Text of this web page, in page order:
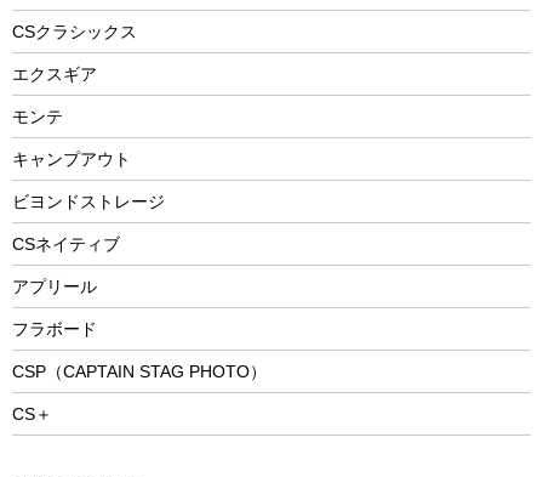
トレー
ランチョンマット
ランチボックス
ヘルメット
エアーポンプ
ビーチテント
ウィンター
スノーシュー
防寒ウェア
トレッキング
トレッキングアクセサリー
プレイグッズ
ウェルネス
CSクラシックス
エクスギア
モンテ
キャンプアウト
ビヨンドストレージ
CSネイティブ
アプリール
フラボード
CSP（CAPTAIN STAG PHOTO）
CS＋